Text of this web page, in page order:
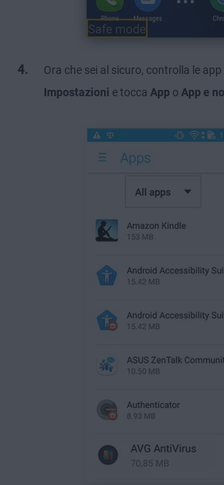
Ora che sei al sicuro, controlla le
Impostazioni e tocca App o App e